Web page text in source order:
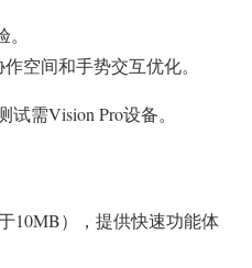
空间和手势交互优化。
试需Vision Pro设备。
10MB），提供快速功能体